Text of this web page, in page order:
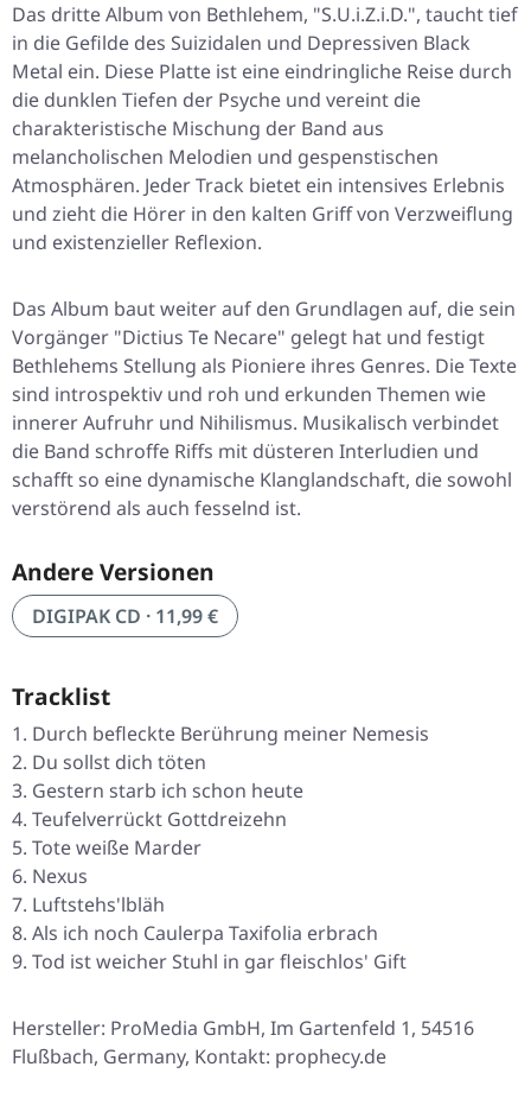
Das dritte Album von Bethlehem, "S.U.i.Z.i.D.", taucht tief
in die Gefilde des Suizidalen und Depressiven Black
Metal ein. Diese Platte ist eine eindringliche Reise durch
die dunklen Tiefen der Psyche und vereint die
charakteristische Mischung der Band aus
melancholischen Melodien und gespenstischen
Atmosphären. Jeder Track bietet ein intensives Erlebnis
und zieht die Hörer in den kalten Griff von Verzweiflung
und existenzieller Reflexion.
Das Album baut weiter auf den Grundlagen auf, die sein
Vorgänger "Dictius Te Necare" gelegt hat und festigt
Bethlehems Stellung als Pioniere ihres Genres. Die Texte
sind introspektiv und roh und erkunden Themen wie
innerer Aufruhr und Nihilismus. Musikalisch verbindet
die Band schroffe Riffs mit düsteren Interludien und
schafft so eine dynamische Klanglandschaft, die sowohl
verstörend als auch fesselnd ist.
Andere Versionen
DIGIPAK CD · 11,99 €
Tracklist
Durch befleckte Berührung meiner Nemesis
Du sollst dich töten
Gestern starb ich schon heute
Teufelverrückt Gottdreizehn
Tote weiße Marder
Nexus
Luftstehs'lbläh
Als ich noch Caulerpa Taxifolia erbrach
Tod ist weicher Stuhl in gar fleischlos' Gift
Hersteller: ProMedia GmbH, Im Gartenfeld 1, 54516
Flußbach, Germany, Kontakt: prophecy.de